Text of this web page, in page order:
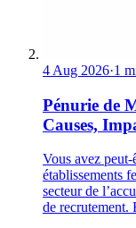
4 Aug 2026·1
Pénurie de
Causes,
Vous avez peut-
établissements
secteur de
de recrutement.